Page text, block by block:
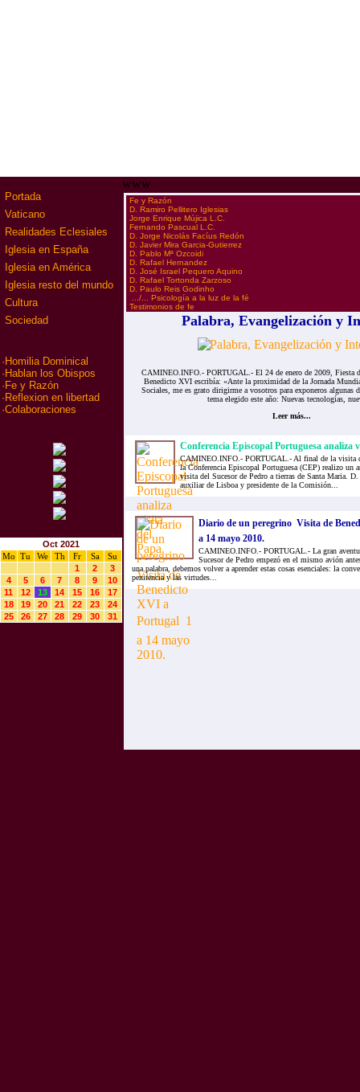
Portada
Vaticano
Realidades Eclesiales
Iglesia en España
Iglesia en América
Iglesia resto del mundo
Cultura
Sociedad
· Homilia Dominical
· Hablan los Obispos
· Fe y Razón
· Reflexion en libertad
·Colaboraciones
Oct 2021
Mo
Tu We Th Fr Sa
Su
1
2
3
4
5 6 7 8 9
10
11
12 13 14 15 16
17
18
19 20 21 22 23
24
25
26 27 28 29 30 31
www
·Fe y Razón
·D. Ramiro Pellitero Iglesias
·Jorge Enrique Mújica L.C.
·Fernando Pascual L.C.
·D. Jorge Nicolás Facíus Redón
·D. Javier Mira Garcia-Gutierrez
·D. Pablo Mª Ozcoidi
·D. Rafael Hernandez
·D. José Israel Pequero Aquino
·D. Rafael Tortonda Zarzoso
·D. Paulo Reis Godinho
· .../... Psicología a la luz de la fé
·Testimonios de fe
Palabra, Evangelización y
CAMINEO.INFO.- PORTUGAL.- El 24 de enero de 2009, Fiesta
Benedicto XVI escribía: «Ante la proximidad de la Jornada
Sociales, me es grato dirigirme a vosotros para exponeros algunas
tema elegido este año: Nuevas tecnologías,
Leer más...
Conferencia Episcopal Portuguesa analiza
CAMINEO.INFO.- PORTUGAL.- Al final de la visita
la Conferencia Episcopal Portuguesa (CEP) realizo un
visita del Sucesor de Pedro a tierras de Santa Maria.
auxiliar de Lisboa y presidente de la Comisión...
Diario de un peregrino  Visita de
a 14 mayo 2010.
CAMINEO.INFO.- PORTUGAL.- La gran
Sucesor de Pedro empezó en el mismo avión
una palabra, debemos volver a aprender estas cosas esenciales: la
penitencia y las virtudes...